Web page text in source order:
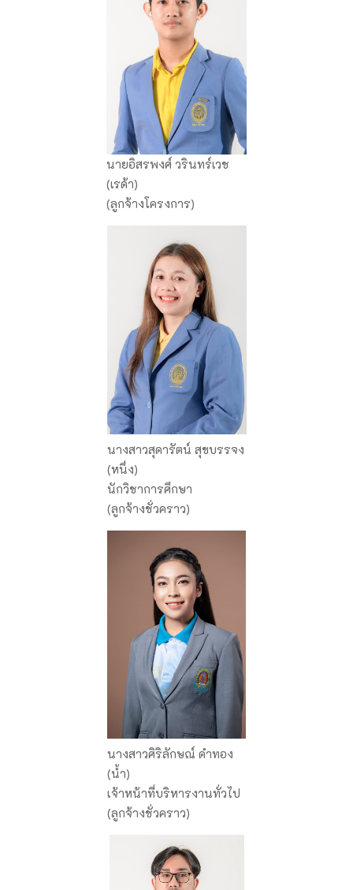
นายอิสรพงศ์ วรินทร์เวช
(เรด้า)
(ลูกจ้างโครงการ)
นางสาวสุดารัตน์ สุขบรรจง
(หนึ่ง)
นักวิชาการศึกษา
(ลูกจ้างชั่วคราว)
นางสาวศิริลักษณ์ ดำทอง
(นํ้า)
เจ้าหน้าที่บริหารงานทั่วไป
(ลูกจ้างชั่วคราว)